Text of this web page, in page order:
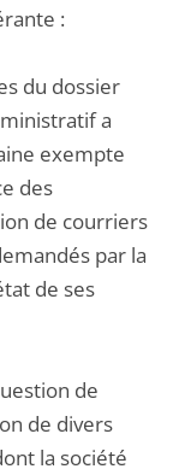
:
du dossier
a
exempte
des
de courriers
par la
de ses
de
de divers
la société